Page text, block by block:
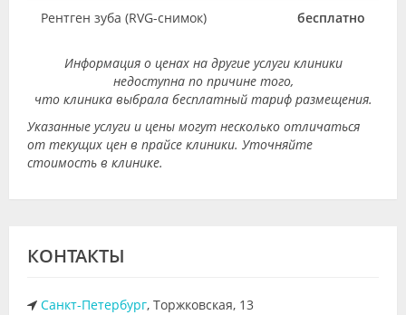
Рентген зуба (RVG-снимок) бесплатно
Информация о ценах на другие услуги клиники
недоступна по причине того,
что клиника выбрала бесплатный тариф размещения.
Указанные услуги и цены могут несколько отличаться
от текущих цен в прайсе клиники. Уточняйте
стоимость в клинике.
КОНТАКТЫ
Санкт-Петербург, Торжковская, 13